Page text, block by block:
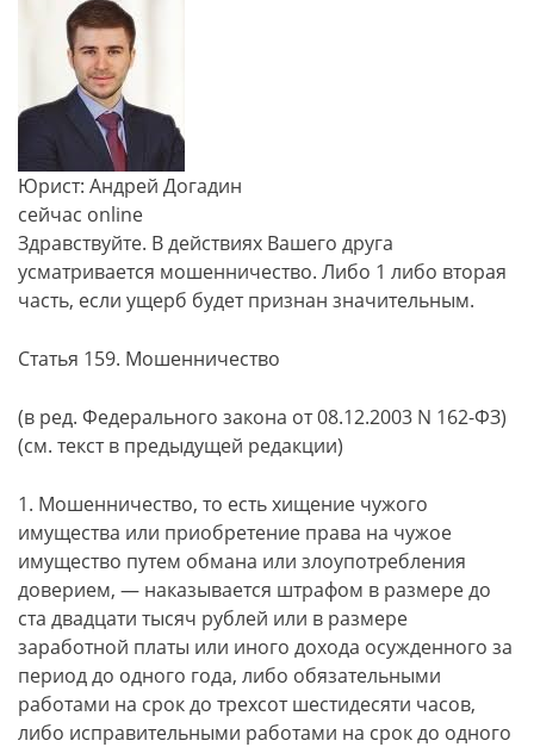
Юрист: Андрей Догадин
сейчас online
Здравствуйте. В действиях Вашего друга
усматривается мошенничество. Либо 1 либо вторая
часть, если ущерб будет признан значительным.
Статья 159. Мошенничество
(в ред. Федерального закона от 08.12.2003 N 162-ФЗ)
(см. текст в предыдущей редакции)
1. Мошенничество, то есть хищение чужого
имущества или приобретение права на чужое
имущество путем обмана или злоупотребления
доверием, — наказывается штрафом в размере до
ста двадцати тысяч рублей или в размере
заработной платы или иного дохода осужденного за
период до одного года, либо обязательными
работами на срок до трехсот шестидесяти часов,
либо исправительными работами на срок до одного